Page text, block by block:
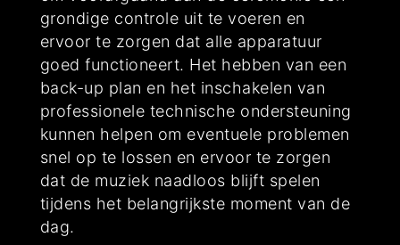
grondige controle uit te voeren en
ervoor te zorgen dat alle apparatuur
goed functioneert. Het hebben van een
back-up plan en het inschakelen van
professionele technische ondersteuning
kunnen helpen om eventuele problemen
snel op te lossen en ervoor te zorgen
dat de muziek naadloos blijft spelen
tijdens het belangrijkste moment van de
dag.